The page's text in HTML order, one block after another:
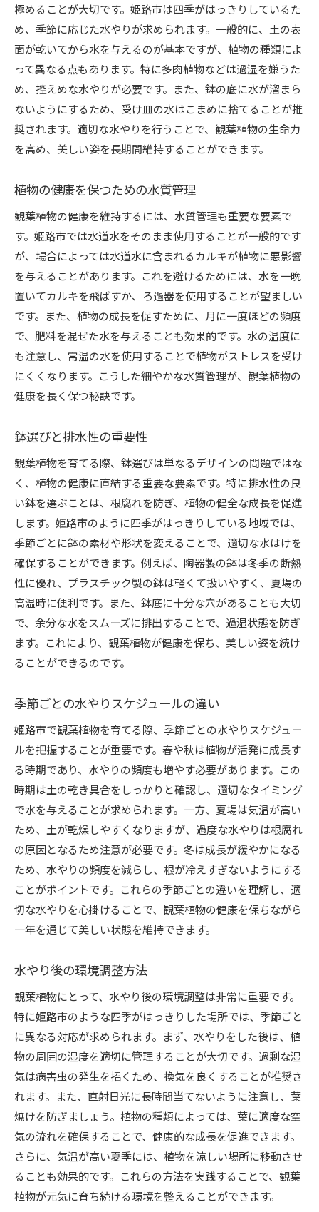
日照条件と植物への影響
地元の自然環境を利用した育成テクニック
育成成功の鍵！観葉植物の種類別水やりテクニック
サボテン系植物への水やりポイント
大型観葉植物の管理方法
葉の大きさと水やり頻度の関係
水やりのタイミングとその見極め方
特定の植物に合った水やり用具の選び方
姫路市特有の自然環境を活かした観葉植物の育て方
地域特有の土壌を活用する方法
地元の水源を利用した水やりの工夫
自然光を最大限に活用した配置場所
姫路市の風土を反映した植物選び
地元で得られる素材を使ったDIY鉢作り
地域コミュニティを活用した育成情報交換
初心者でも安心！観葉植物の種類と適切な育成方法
初心者におすすめの耐久性のある植物
簡単に始められる観葉植物の選び方
失敗しないための育成ステップガイド
植物の成長段階別のケア方法
初心者向けの育成トラブルシューティング
季節ごとに異なる観葉植物の水やりのコツ
春の新芽育成を助ける水やり法
夏の暑さ対策と水分管理
秋の成長期に必要な水やり調整
冬の低温期に適した水やり方法
季節変動による水やり失敗を防ぐコツ
観葉植物で癒しの空間を作るための姫路市ならでは
植物配置による部屋の雰囲気作り
和風と洋風のインテリア融合法
地元の素材を使ったアレンジメント
姫路市風の庭園スタイルの提案
植物とアロマを組み合わせた癒し空間
地域のアーティストによる観葉植物アート
観葉植物による生活の質向上と姫路市でのおすすめ
品種
日常生活に取り入れる観葉植物の健康効果
姫路市で手に入る希少な観葉植物
地域の園芸店で購入可能な人気品種
観葉植物によるインテリア効果と配置例
市内で開催される植物関連イベント情報
極めることが大切です。姫路市は四季がはっきりしているた
め、季節に応じた水やりが求められます。一般的に、土の表
面が乾いてから水を与えるのが基本ですが、植物の種類によ
って異なる点もあります。特に多肉植物などは過湿を嫌うた
め、控えめな水やりが必要です。また、鉢の底に水が溜まら
ないようにするため、受け皿の水はこまめに捨てることが推
奨されます。適切な水やりを行うことで、観葉植物の生命力
を高め、美しい姿を長期間維持することができます。
植物の健康を保つための水質管理
観葉植物の健康を維持するには、水質管理も重要な要素で
す。姫路市では水道水をそのまま使用することが一般的です
が、場合によっては水道水に含まれるカルキが植物に悪影響
を与えることがあります。これを避けるためには、水を一晩
置いてカルキを飛ばすか、ろ過器を使用することが望ましい
です。また、植物の成長を促すために、月に一度ほどの頻度
で、肥料を混ぜた水を与えることも効果的です。水の温度に
も注意し、常温の水を使用することで植物がストレスを受け
にくくなります。こうした細やかな水質管理が、観葉植物の
健康を長く保つ秘訣です。
鉢選びと排水性の重要性
観葉植物を育てる際、鉢選びは単なるデザインの問題ではな
く、植物の健康に直結する重要な要素です。特に排水性の良
い鉢を選ぶことは、根腐れを防ぎ、植物の健全な成長を促進
します。姫路市のように四季がはっきりしている地域では、
季節ごとに鉢の素材や形状を変えることで、適切な水はけを
確保することができます。例えば、陶器製の鉢は冬季の断熱
性に優れ、プラスチック製の鉢は軽くて扱いやすく、夏場の
高温時に便利です。また、鉢底に十分な穴があることも大切
で、余分な水をスムーズに排出することで、過湿状態を防ぎ
ます。これにより、観葉植物が健康を保ち、美しい姿を続け
ることができるのです。
季節ごとの水やりスケジュールの違い
姫路市で観葉植物を育てる際、季節ごとの水やりスケジュー
ルを把握することが重要です。春や秋は植物が活発に成長す
る時期であり、水やりの頻度も増やす必要があります。この
時期は土の乾き具合をしっかりと確認し、適切なタイミング
で水を与えることが求められます。一方、夏場は気温が高い
ため、土が乾燥しやすくなりますが、過度な水やりは根腐れ
の原因となるため注意が必要です。冬は成長が緩やかになる
ため、水やりの頻度を減らし、根が冷えすぎないようにする
ことがポイントです。これらの季節ごとの違いを理解し、適
切な水やりを心掛けることで、観葉植物の健康を保ちながら
一年を通じて美しい状態を維持できます。
水やり後の環境調整方法
観葉植物にとって、水やり後の環境調整は非常に重要です。
特に姫路市のような四季がはっきりした場所では、季節ごと
に異なる対応が求められます。まず、水やりをした後は、植
物の周囲の湿度を適切に管理することが大切です。過剰な湿
気は病害虫の発生を招くため、換気を良くすることが推奨さ
れます。また、直射日光に長時間当てないように注意し、葉
焼けを防ぎましょう。植物の種類によっては、葉に適度な空
気の流れを確保することで、健康的な成長を促進できます。
さらに、気温が高い夏季には、植物を涼しい場所に移動させ
ることも効果的です。これらの方法を実践することで、観葉
植物が元気に育ち続ける環境を整えることができます。